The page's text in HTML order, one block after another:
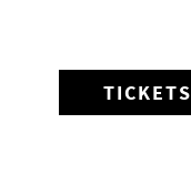
TICKETS